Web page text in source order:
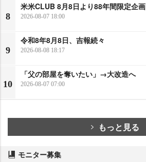
8
米米CLUB 8月8日より88年間限定企画
2026-08-07 18:00
9
令和8年8月8日、吉報続々
2026-08-08 18:17
10
「父の部屋を奪いたい」→大改造へ
2026-08-07 07:00
もっと見る
モニター募集